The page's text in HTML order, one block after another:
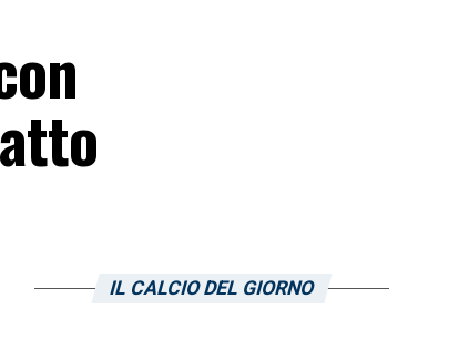
IL CALCIO DEL GIORNO